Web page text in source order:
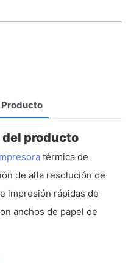
Producto
producto
térmica de
de alta resolución de
impresión rápidas de
anchos de papel de